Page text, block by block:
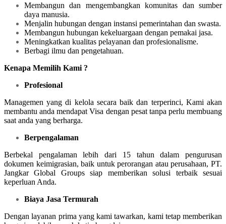
Membangun dan mengembangkan komunitas dan sumber
daya manusia.
Menjalin hubungan dengan instansi pemerintahan dan swasta.
Membangun hubungan kekeluargaan dengan pemakai jasa.
Meningkatkan kualitas pelayanan dan profesionalisme.
Berbagi ilmu dan pengetahuan.
Kenapa Memilih Kami ?
Profesional
Managemen yang di kelola secara baik dan terperinci, Kami akan
membantu anda mendapat Visa dengan pesat tanpa perlu membuang
saat anda yang berharga.
Berpengalaman
Berbekal pengalaman lebih dari 15 tahun dalam pengurusan
dokumen keimigrasian, baik untuk perorangan atau perusahaan, PT.
Jangkar Global Groups siap memberikan solusi terbaik sesuai
keperluan Anda.
Biaya Jasa Termurah
Dengan layanan prima yang kami tawarkan, kami tetap memberikan